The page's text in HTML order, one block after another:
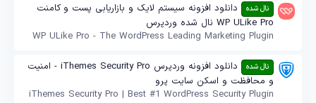
نال شده
دانلود افزونه سیستم لایک و بازاریابی پست و کامنت
WP ULike Pro نال شده وردپرس
WP ULike Pro - The WordPress Leading Marketing Plugin
نال شده
دانلود افزونه وردپرس iThemes Security Pro - امنیت
و محافظت و اسکن سایت پرو
iThemes Security Pro | Best #1 WordPress Security Plugin